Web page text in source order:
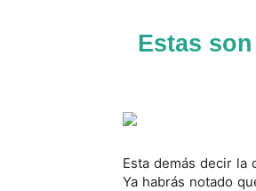
Estas
Esta demás decir la
Ya habrás notado